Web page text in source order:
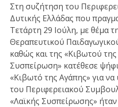
Στη συζήτηση του
Δυτικής Ελλάδας που
Τετάρτη 29 Ιούλη, με θέμα
Θεραπευτικού
καθώς και της «Κιβωτού
Συσπείρωση» κατέθεσε
«Κιβωτό της Αγάπης» για
του Περιφερειακού
«Λαϊκής Συσπείρωσης»